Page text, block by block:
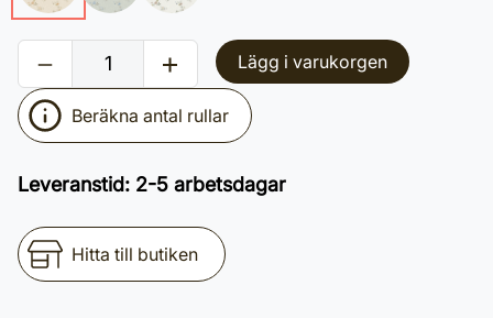
Lägg i varukorgen
Beräkna antal rullar
Leveranstid: 2-5 arbetsdagar
Hitta till butiken